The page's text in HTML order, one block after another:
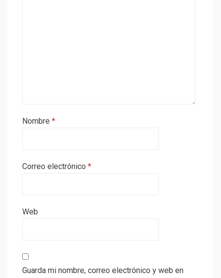
Nombre *
Correo electrónico *
Web
Guarda mi nombre, correo electrónico y web en